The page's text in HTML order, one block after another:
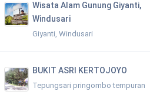
Wisata Alam Gunung Giyanti,
Windusari
Giyanti, Windusari
BUKIT ASRI KERTOJOYO
Tepungsari pringombo tempuran